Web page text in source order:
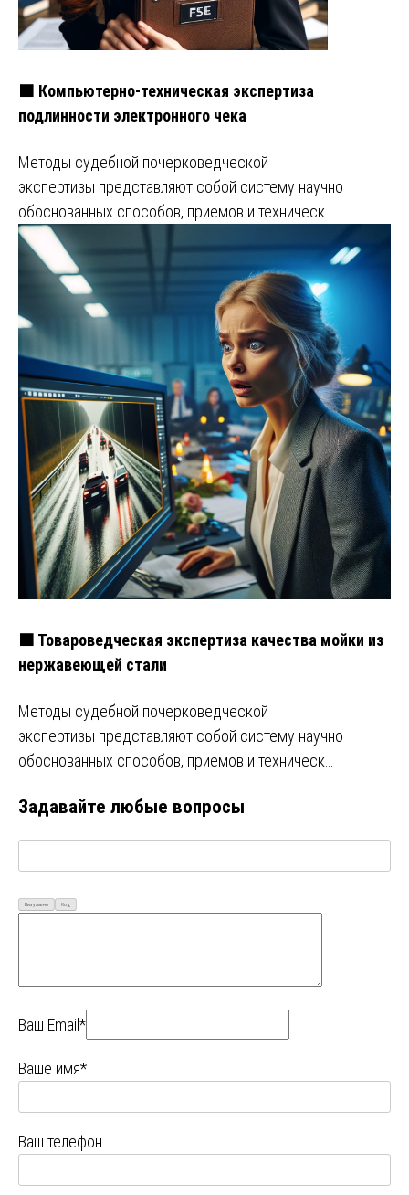
🟧 Компьютерно-техническая экспертиза
подлинности электронного чека
Методы судебной почерковедческой
экспертизы представляют собой систему научно
обоснованных способов, приемов и техническ…
🟧 Товароведческая экспертиза качества мойки из
нержавеющей стали
Методы судебной почерковедческой
экспертизы представляют собой систему научно
обоснованных способов, приемов и техническ…
Задавайте любые вопросы
Визуально Код
Ваш Email*
Ваше имя*
Ваш телефон